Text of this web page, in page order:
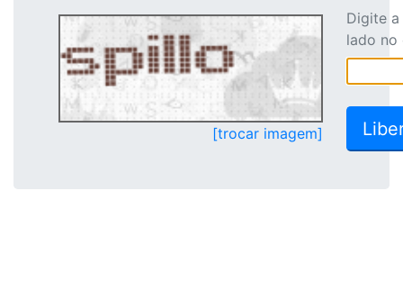
[trocar imagem]
Digite
lado no